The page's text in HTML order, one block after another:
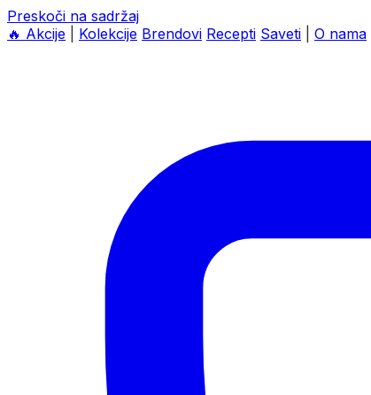
Preskoči na sadržaj
🔥 Akcije Kolekcije Brendovi Recepti Saveti O nama